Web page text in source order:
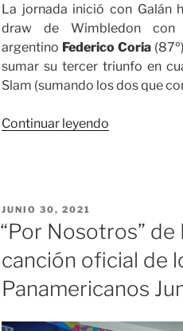
La jornada inició con Galán
draw de Wimbledon con
argentino Federico Coria
sumar su tercer triunfo en
Slam (sumando los dos que
Continuar leyendo
visten
de
en
PUBLICADO
EL
JUNIO 30, 2021
“Por Nosotros”
canción oficial de
Panamericanos